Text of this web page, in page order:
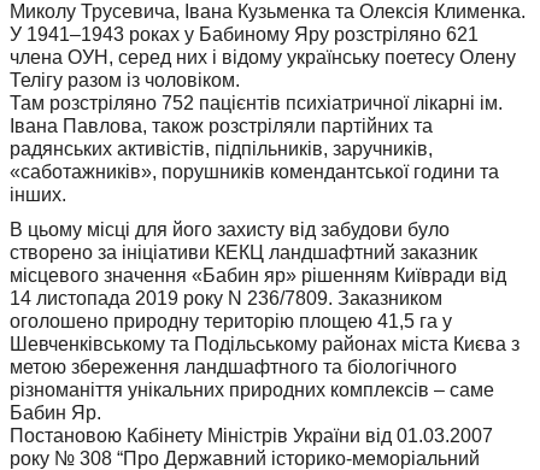
Миколу Трусевича, Івана Кузьменка та Олексія Клименка.
У 1941–1943 роках у Бабиному Яру розстріляно 621
члена ОУН, серед них і відому українську поетесу Олену
Телігу разом із чоловіком.
Там розстріляно 752 пацієнтів психіатричної лікарні ім.
Івана Павлова, також розстріляли партійних та
радянських активістів, підпільників, заручників,
«саботажників», порушників комендантської години та
інших.
В цьому місці для його захисту від забудови було
створено за ініціативи КЕКЦ ландшафтний заказник
місцевого значення «Бабин яр» рішенням Київради від
14 листопада 2019 року N 236/7809. Заказником
оголошено природну територію площею 41,5 га у
Шевченківському та Подільському районах міста Києва з
метою збереження ландшафтного та біологічного
різноманіття унікальних природних комплексів – саме
Бабин Яр.
Постановою Кабінету Міністрів України від 01.03.2007
року № 308 “Про Державний історико-меморіальний